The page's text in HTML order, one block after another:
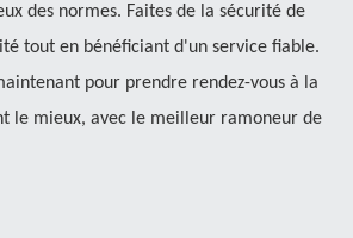
des normes. Faites de la sécurité de
tout en bénéficiant d'un service fiable.
pour prendre rendez-vous à la
le mieux, avec le meilleur ramoneur de